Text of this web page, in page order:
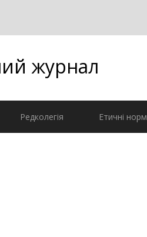
журнал
Редколегія Етичні